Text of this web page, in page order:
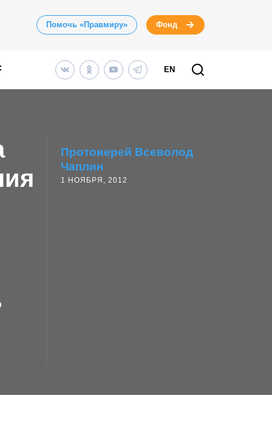
Помочь «Правмиру» Фонд
EN
Протоиерей Всеволод
Чаплин
1 НОЯБРЯ, 2012